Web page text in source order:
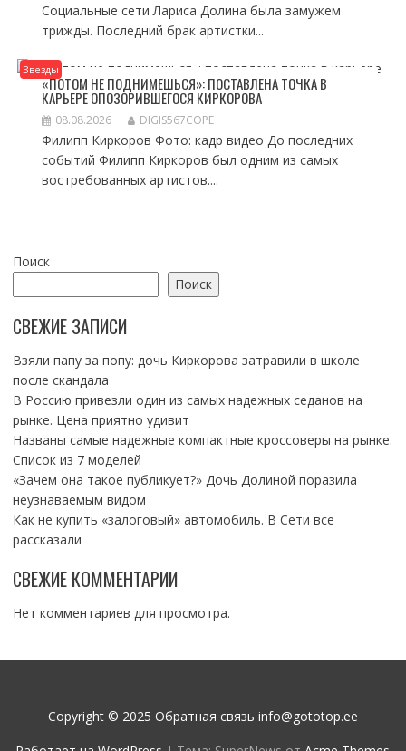
Социальные сети Лариса Долина была замужем
трижды. Последний брак артистки...
Звезды
«ПОТОМ НЕ ПОДНИМЕШЬСЯ»: ПОСТАВЛЕНА ТОЧКА В
КАРЬЕРЕ ОПОЗОРИВШЕГОСЯ КИРКОРОВА
08.08.2026 DIGIS567COPE
Филипп Киркоров Фото: кадр видео До последних
событий Филипп Киркоров был одним из самых
востребованных артистов....
Поиск
Поиск
СВЕЖИЕ ЗАПИСИ
Взяли папу за попу: дочь Киркорова затравили в школе
после скандала
В Россию привезли один из самых надежных седанов на
рынке. Цена приятно удивит
Названы самые надежные компактные кроссоверы на рынке.
Список из 7 моделей
«Зачем она такое публикует?» Дочь Долиной поразила
неузнаваемым видом
Как не купить «залоговый» автомобиль. В Сети все
рассказали
СВЕЖИЕ КОММЕНТАРИИ
Нет комментариев для просмотра.
Copyright © 2025 Обратная связь info@gototop.ee